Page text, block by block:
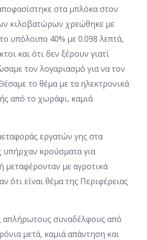
στα μπλόκα στον
κιλοβατώρων χρεώθηκε με
υπόλοιπο 40% με 0.098 λεπτά,
και ότι δεν ξέρουν γιατί
τον λογαριασμό για να τον
το θέμα με τα ηλεκτρονικά
από το χωράφι, καμιά
εργατών γης στα
κρούσματα για
μεταφέρονταν με αγροτικά
ότι είναι θέμα της Περιφέρειας
απλήρωτους συναδέλφους από
μετά, καμιά απάντηση και